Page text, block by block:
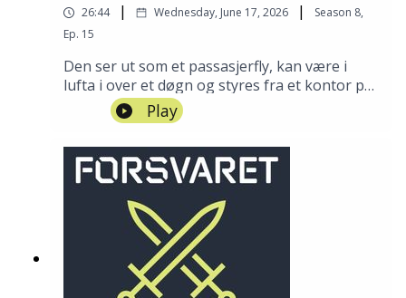
26:44 | Wednesday, June 17, 2026 | Season 8,
Ep. 15
Den ser ut som et passasjerfly, kan være i
lufta i over et døgn og styres fra et kontor på
Sicilia. «RQ-4D Phoenix» er NATOs
etterretningsdrone, og leverer viktig
informasjon til hele alliansen. Og sjefen dens
er norsk og heter Oliver Christensen. I denne
episoden forteller han om hva dronen kan se.
Play